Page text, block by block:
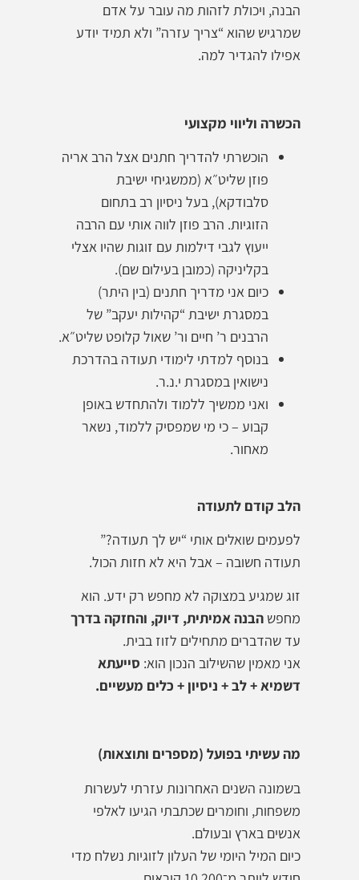
הבנה, ויכולת לזהות מה עובר על אדם
שמרגיש שהוא “צריך עזרה” ולא תמיד יודע
אפילו להגדיר למה.
הכשרה וליווי מקצועי
הוכשרתי להדריך חתנים אצל הרב אריה
פוזן שליט״א (ממשגיחי ישיבת
סלבודקא), בעל ניסיון רב בתחום
הזוגיות. הרב פוזן לווה אותי עם הרבה
ייעוץ לגבי דילמות עם זוגות שהיו אצלי
בקליניקה (כמובן בעילום שם).
כיום אני מדריך חתנים (בין היתר)
במסגרת ישיבת “קהילות יעקב” של
הרבנים ר’ חיים ור’ שאול קלופט שליט״א.
בנוסף למדתי לימודי תעודה בהדרכת
נישואין במסגרת י.נ.ר.
ואני ממשיך ללמוד ולהתחדש באופן
קבוע – כי מי שמפסיק ללמוד, נשאר
מאחור.
הלב קודם לתעודה
לפעמים שואלים אותי “יש לך תעודה?”
תעודה חשובה – אבל היא לא חזות הכול.
זוג שמגיע במצוקה לא מחפש רק ידע. הוא
מחפש הבנה אמיתית, דיוק, והחזקה בדרך
עד שהדברים מתחילים לזוז בבית.
אני מאמין שהשילוב הנכון הוא: סייעתא
דשמיא + לב + ניסיון + כלים מעשיים.
מה עשיתי בפועל (מספרים ותוצאות)
בשמונה השנים האחרונות עזרתי לעשרות
משפחות, וחומרים שכתבתי הגיעו לאלפי
אנשים בארץ ובעולם.
כיום המיל היומי של העלון לזוגיות נשלח מדי